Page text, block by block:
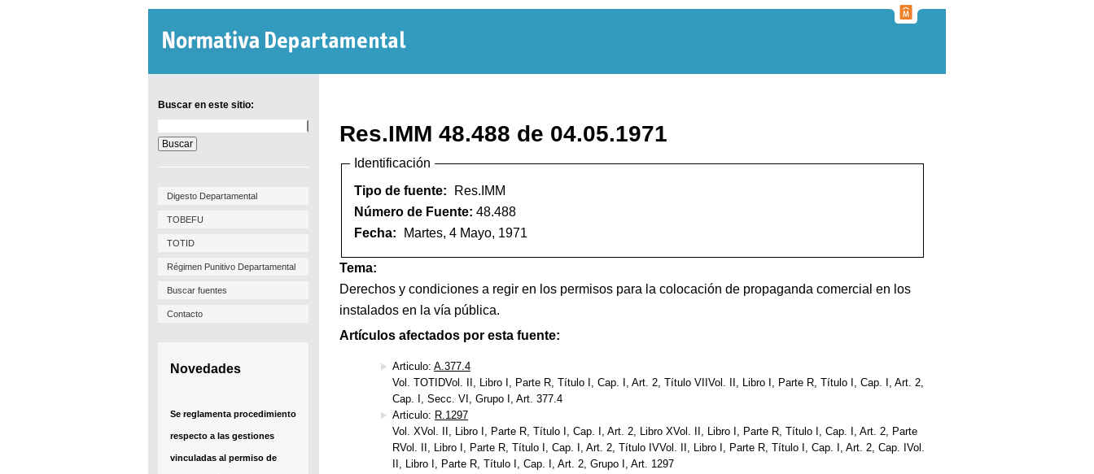
Buscar en este sitio:
en
este
sitio:
Digesto Departamental
TOBEFU
TOTID
Régimen Punitivo Departamental
Buscar fuentes
Contacto
Novedades
Se reglamenta procedimiento
respecto a las gestiones
vinculadas al permiso de
Res.IMM 48.488 de 04.05.1971
Identificación
Tipo de fuente:
Res.IMM
Número de Fuente: 48.488
Fecha:
Martes, 4 Mayo, 1971
Tema:
Derechos y condiciones a regir en los permisos para la colocación de propaganda comercial en los
instalados en la vía pública.
Artículos afectados por esta fuente:
Articulo: A.377.4
Vol. TOTIDVol. II, Libro I, Parte R, Título I, Cap. I, Art. 2, Título VIIVol. II, Libro I, Parte R, Título I, Cap. I, Art. 2,
Cap. I, Secc. VI, Grupo I, Art. 377.4
Articulo: R.1297
Vol. XVol. II, Libro I, Parte R, Título I, Cap. I, Art. 2, Libro XVol. II, Libro I, Parte R, Título I, Cap. I, Art. 2, Parte
RVol. II, Libro I, Parte R, Título I, Cap. I, Art. 2, Título IVVol. II, Libro I, Parte R, Título I, Cap. I, Art. 2, Cap. IVol.
II, Libro I, Parte R, Título I, Cap. I, Art. 2, Grupo I, Art. 1297